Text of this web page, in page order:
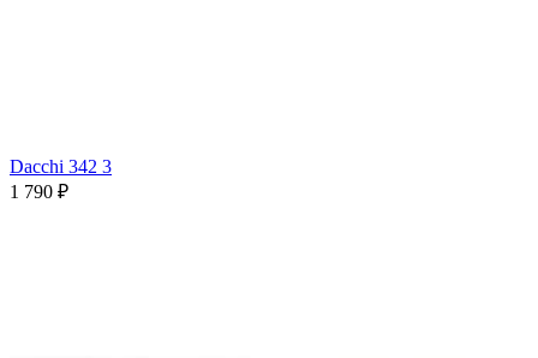
Dacchi 342 3
1 790 ₽